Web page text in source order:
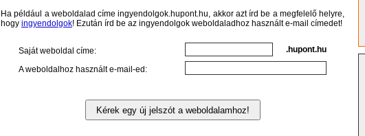
Ha például a weboldalad címe ingyendolgok.hupont.hu, akkor azt írd be a megfelelő helyre,
hogy ingyendolgok! Ezután írd be az ingyendolgok weboldaladhoz használt e-mail címedet!
Saját weboldal címe: .hupont.hu
A weboldalhoz használt e-mail-ed: